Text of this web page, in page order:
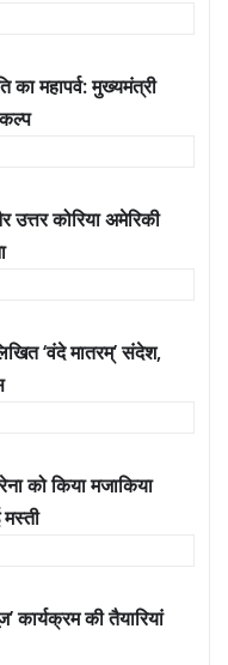
महापर्व: मुख्यमंत्री
कोरिया अमेरिकी
‘वंदे मातरम्’ संदेश,
को किया मजाकिया
कार्यक्रम की तैयारियां